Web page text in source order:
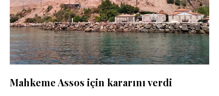
Mahkeme Assos için kararını verdi